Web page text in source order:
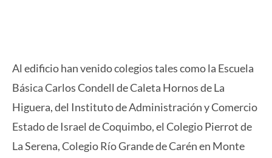
Al edificio han venido colegios tales como la Escuela
Básica Carlos Condell de Caleta Hornos de La
Higuera, del Instituto de Administración y Comercio
Estado de Israel de Coquimbo, el Colegio Pierrot de
La Serena, Colegio Río Grande de Carén en Monte